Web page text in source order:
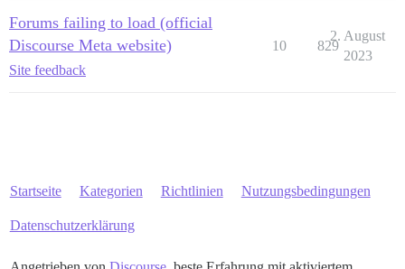
Forums failing to load (official
Discourse Meta website)
Site feedback
10 829
2. August
2023
Startseite Kategorien Richtlinien Nutzungsbedingungen
Datenschutzerklärung